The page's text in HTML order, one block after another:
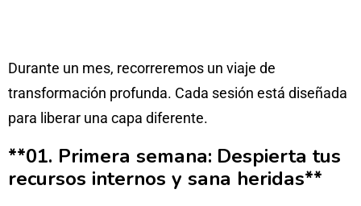
Durante un mes, recorreremos un viaje de
transformación profunda. Cada sesión está diseñada
para liberar una capa diferente.
**01. Primera semana: Despierta tus
recursos internos y sana heridas**